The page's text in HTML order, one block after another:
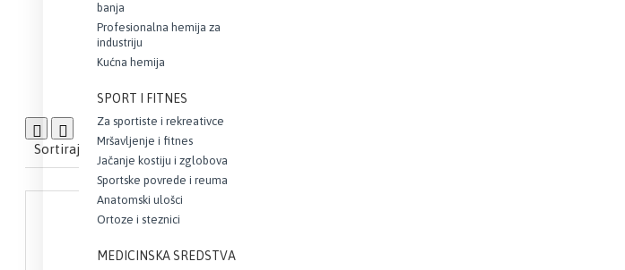
banja
Profesionalna hemija za
industriju
Kućna hemija
SPORT I FITNES
Za sportiste i rekreativce
Mršavljenje i fitnes
Jačanje kostiju i zglobova
Sportske povrede i reuma
Anatomski ulošci
Ortoze i steznici
MEDICINSKA SREDSTVA
Uporedi proizvod0
Sortiraj: